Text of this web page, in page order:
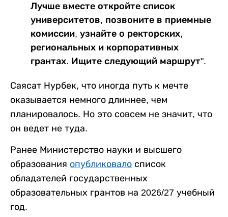
Лучше вместе откройте список
университетов, позвоните в приемные
комиссии, узнайте о ректорских,
региональных и корпоративных
грантах. Ищите следующий маршрут".
Саясат Нурбек, что иногда путь к мечте
оказывается немного длиннее, чем
планировалось. Но это совсем не значит, что
он ведет не туда.
Ранее Министерство науки и высшего
образования опубликовало список
обладателей государственных
образовательных грантов на 2026/27 учебный
год.